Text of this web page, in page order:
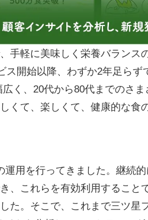
手軽に美味しく栄養バランス
ス開始以降、わずか2年足らず
く、20代から80代までのさ
くて、楽しくて、健康的な食
用を行ってきました。継続
、これらを有効利用すること
た。そこで、これまで三ツ星